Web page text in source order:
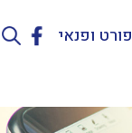
ופנאי